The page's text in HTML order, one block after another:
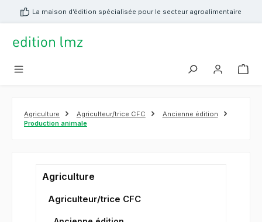
principal
La maison d’édition spécialisée pour le secteur agroalimentaire
Agriculture Agriculteur/trice CFC
Ancienne édition
Production animale
Agriculture
Agriculteur/trice CFC